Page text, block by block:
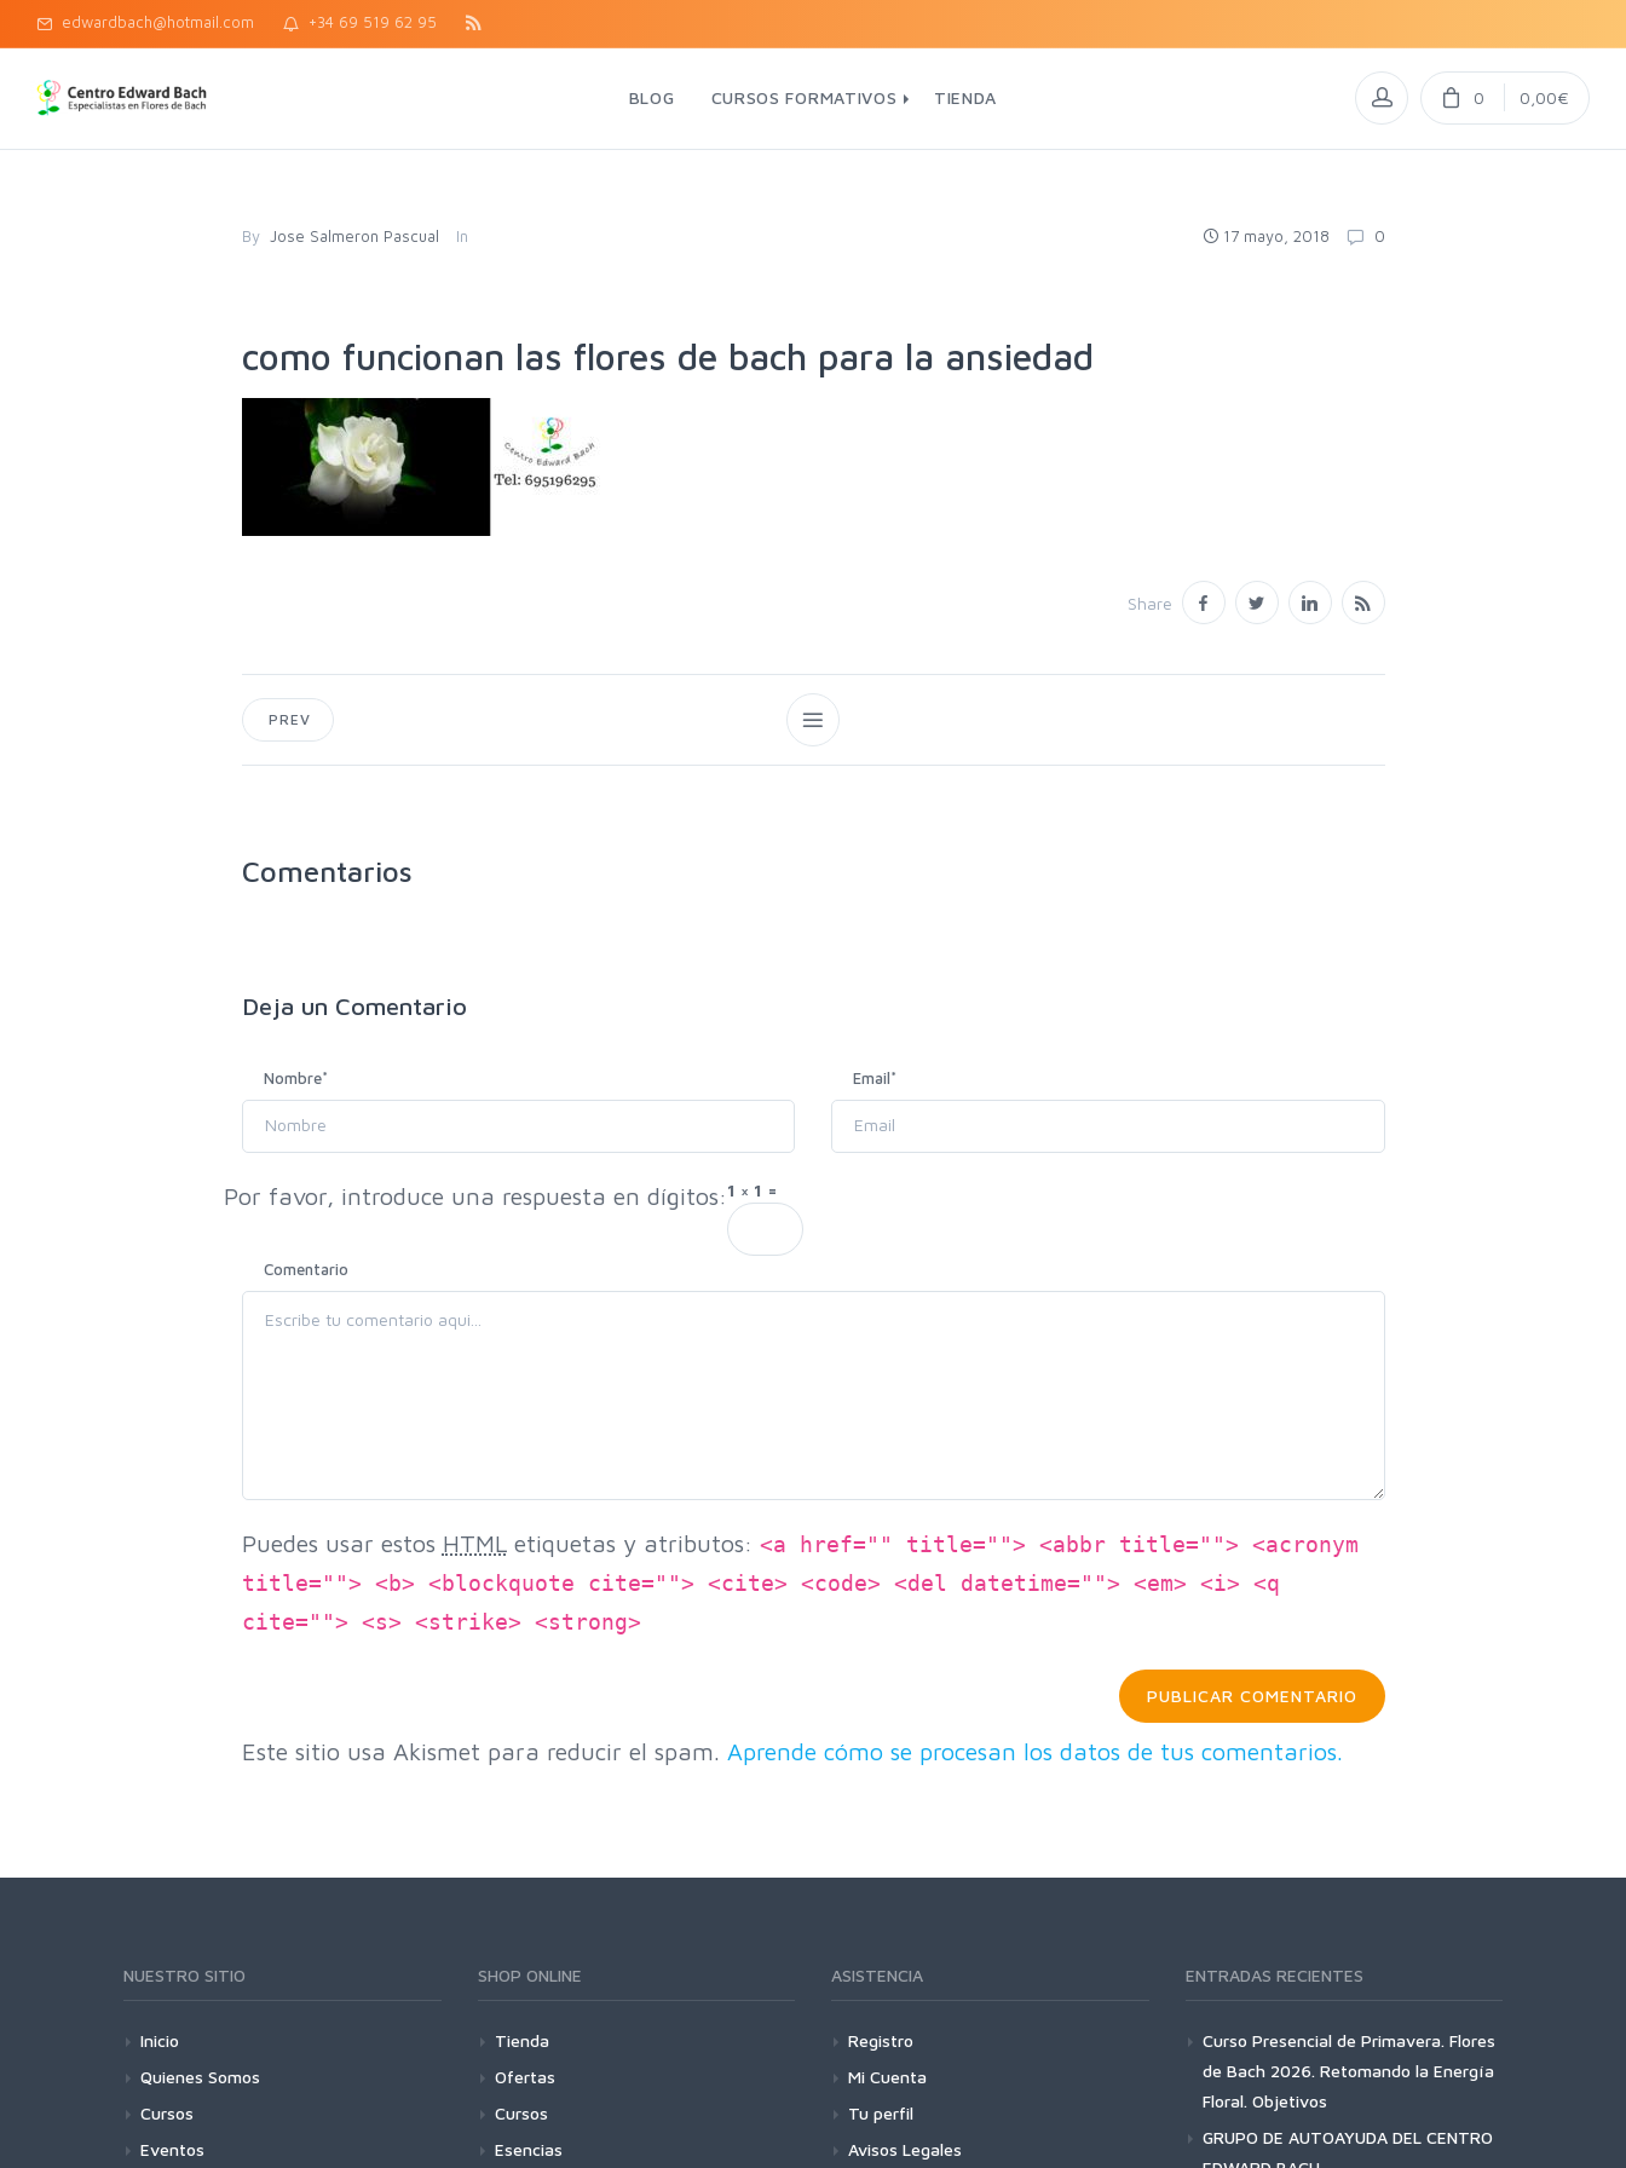
edwardbach@hotmail.com +34 69 519 62 95
BLOG CURSOS FORMATIVOS TIENDA 0 0,00€
By Jose Salmeron Pascual In 17 mayo, 2018 0
como funcionan las flores de bach para la ansiedad
Share
PREV
Comentarios
Deja un Comentario
Nombre* Email*
Por favor, introduce una respuesta en dígitos: 1 × 1 =
Comentario
Puedes usar estos HTMLetiquetas y atributos: <a href="" title=""> <abbr title=""> <acronym
title=""> <b> <blockquote cite=""> <cite> <code> <del datetime=""> <em> <i> <q
cite=""> <s> <strike> <strong>
Este sitio usa Akismet para reducir el spam. Aprende cómo se procesan los datos de tus comentarios.
NUESTRO SITIO
Inicio
Quienes Somos
Cursos
Eventos
SHOP ONLINE
Tienda
Ofertas
Cursos
Esencias
ASISTENCIA
Registro
Mi Cuenta
Tu perfil
Avisos Legales
ENTRADAS RECIENTES
Curso Presencial de Primavera. Flores
de Bach 2026. Retomando la Energía
Floral. Objetivos
GRUPO DE AUTOAYUDA DEL CENTRO